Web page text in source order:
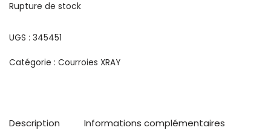
Rupture de stock
UGS : 345451
Catégorie : Courroies XRAY
Description
Informations complémentaires